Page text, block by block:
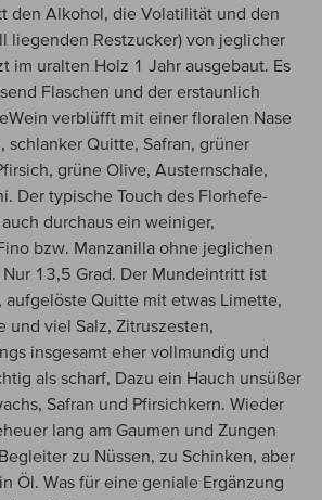
den Alkohol, die Volatilität und den
liegenden Restzucker) von jeglicher
im uralten Holz 1 Jahr ausgebaut. Es
Flaschen und der erstaunlich
verblüfft mit einer floralen Nase
schlanker Quitte, Safran, grüner
grüne Olive, Austernschale,
Der typische Touch des Florhefe-
durchaus ein weiniger,
bzw. Manzanilla ohne jeglichen
13,5 Grad. Der Mundeintritt ist
Quitte mit etwas Limette,
und viel Salz, Zitruszesten,
insgesamt eher vollmundig und
als scharf, Dazu ein Hauch unsüßer
Safran und Pfirsichkern. Wieder
lang am Gaumen und Zungen
zu Nüssen, zu Schinken, aber
Öl. Was für eine geniale Ergänzung